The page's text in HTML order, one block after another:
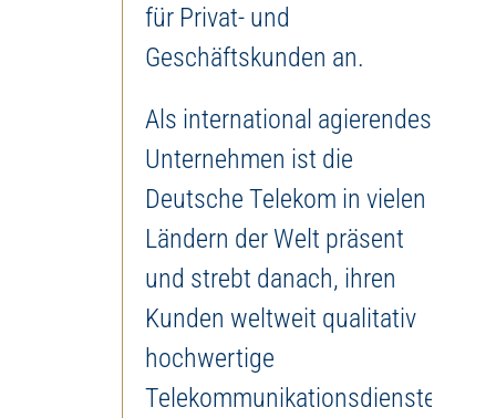
für Privat- und
Geschäftskunden an.
Als international agierendes
Unternehmen ist die
Deutsche Telekom in vielen
Ländern der Welt präsent
und strebt danach, ihren
Kunden weltweit qualitativ
hochwertige
Telekommunikationsdienste